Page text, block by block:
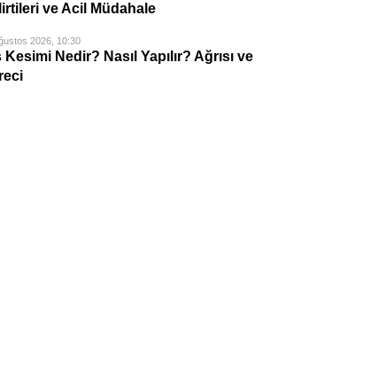
ve Acil Müdahale
2026, 10:30
Kesimi Nedir? Nasıl Yapılır? Ağrısı ve